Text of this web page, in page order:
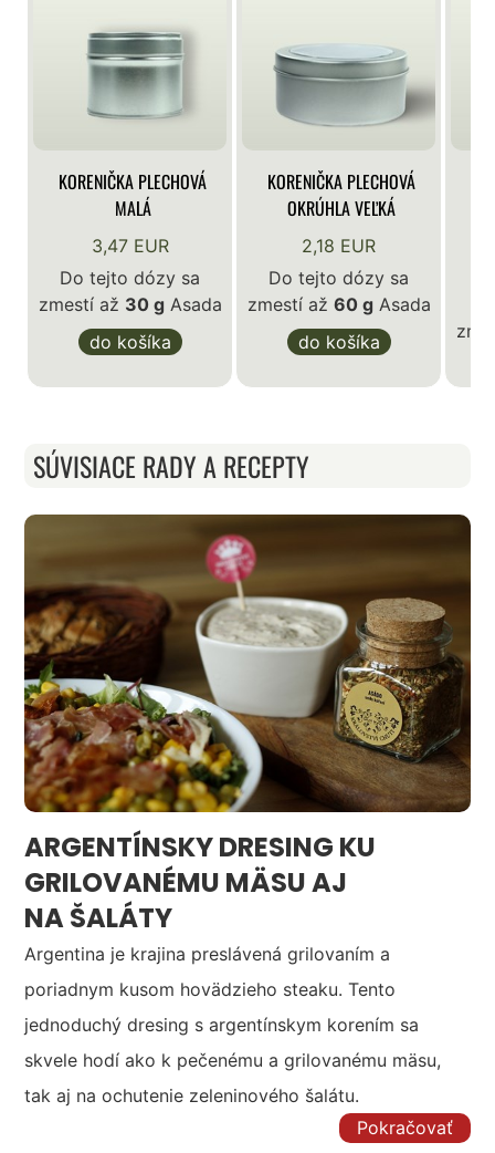
KORENIČKA PLECHOVÁ
MALÁ
3,47 EUR
Do tejto dózy sa
zmestí až 30 gAsada
do košíka
KORENIČKA PLECHOVÁ
OKRÚHLA VEĽKÁ
2,18 EUR
Do tejto dózy sa
zmestí až 60 gAsada
do košíka
SÚVISIACE RADY A RECEPTY
ARGENTÍNSKY DRESING KU
GRILOVANÉMU MÄSU AJ
NA ŠALÁTY
Argentina je krajina preslávená grilovaním a
poriadnym kusom hovädzieho steaku. Tento
jednoduchý dresing s argentínskym korením sa
skvele hodí ako k pečenému a grilovanému mäsu,
tak aj na ochutenie zeleninového šalátu.
Pokračovať